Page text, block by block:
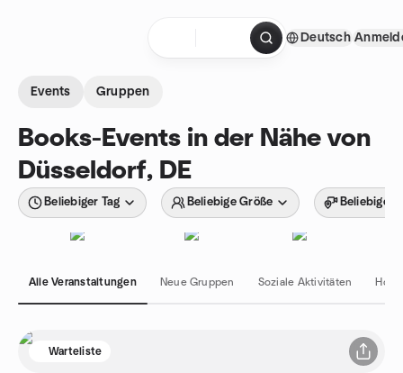
Deutsch
Events Gruppen
Books-Events in der Nähe von
Düsseldorf, DE
Beliebiger Tag Beliebige Größe Beliebiger
Alle Veranstaltungen Neue Gruppen Soziale Aktivitäten
Warteliste